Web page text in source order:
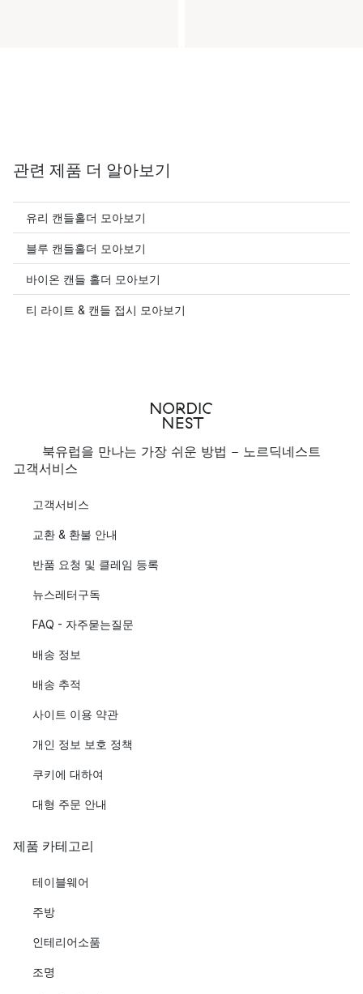
관련 제품 더 알아보기
유리 캔들홀더 모아보기
블루 캔들홀더 모아보기
바이온 캔들 홀더 모아보기
티 라이트 & 캔들 접시 모아보기
북유럽을 만나는 가장 쉬운 방법 - 노르딕네스트
고객서비스
고객서비스
교환 & 환불 안내
반품 요청 및 클레임 등록
뉴스레터구독
FAQ - 자주묻는질문
배송 정보
배송 추적
사이트 이용 약관
개인 정보 보호 정책
쿠키에 대하여
대형 주문 안내
제품 카테고리
테이블웨어
주방
인테리어소품
조명